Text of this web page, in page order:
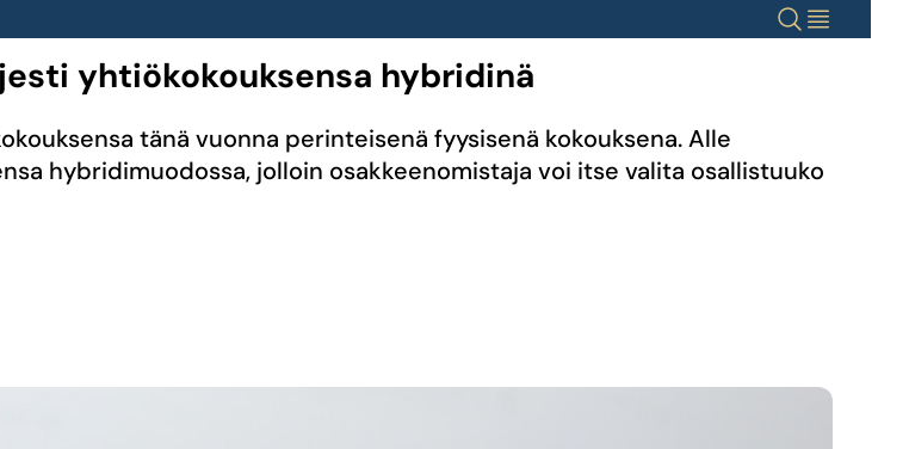
HakuValikko
yhtiökokouksensa hybridinä
tänä vuonna perinteisenä fyysisenä kokouksena. Alle
hybridimuodossa, jolloin osakkeenomistaja voi itse valita osallistuuko